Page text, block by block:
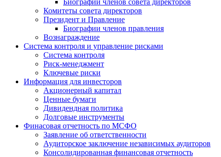
Биографии членов совета директоров
Комитеты совета директоров
Президент и Правление
Биографии членов правления
Вознаграждение
Система контроля и управление рисками
Система контроля
Риск-менеджмент
Ключевые риски
Информация для инвесторов
Акционерный капитал
Ценные бумаги
Дивидендная политика
Долговые инструменты
Финасовая отчетность по МСФО
Заявление об ответственности
Аудиторское заключение независимых аудиторов
Консолидированная финансовая отчетность